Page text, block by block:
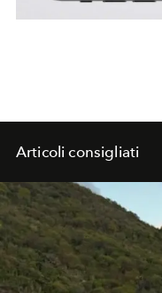
Articoli consigliati